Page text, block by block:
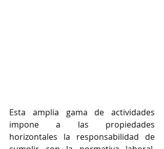
Esta amplia gama de actividades
impone a las propiedades
horizontales la responsabilidad de